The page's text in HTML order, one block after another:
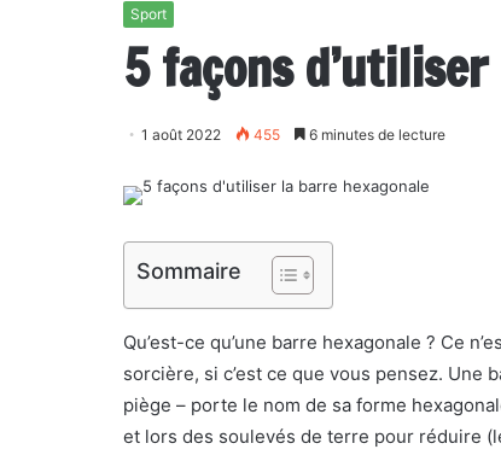
Sport
5 façons
1 août 2022 455 6 minutes de lecture
Sommaire
Qu’est-ce qu’une barre hexagonale ? Ce
sorcière, si c’est ce que vous pensez. Une
piège – porte le nom de sa forme
et lors des soulevés de terre pour réduire